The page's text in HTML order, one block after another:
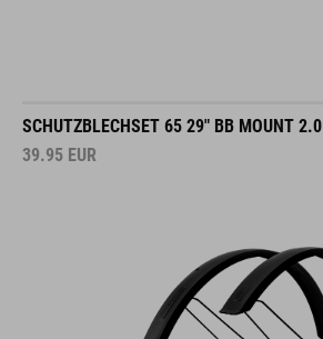
SCHUTZBLECHSET 65 29" BB MOUNT 2.0
39.95 EUR